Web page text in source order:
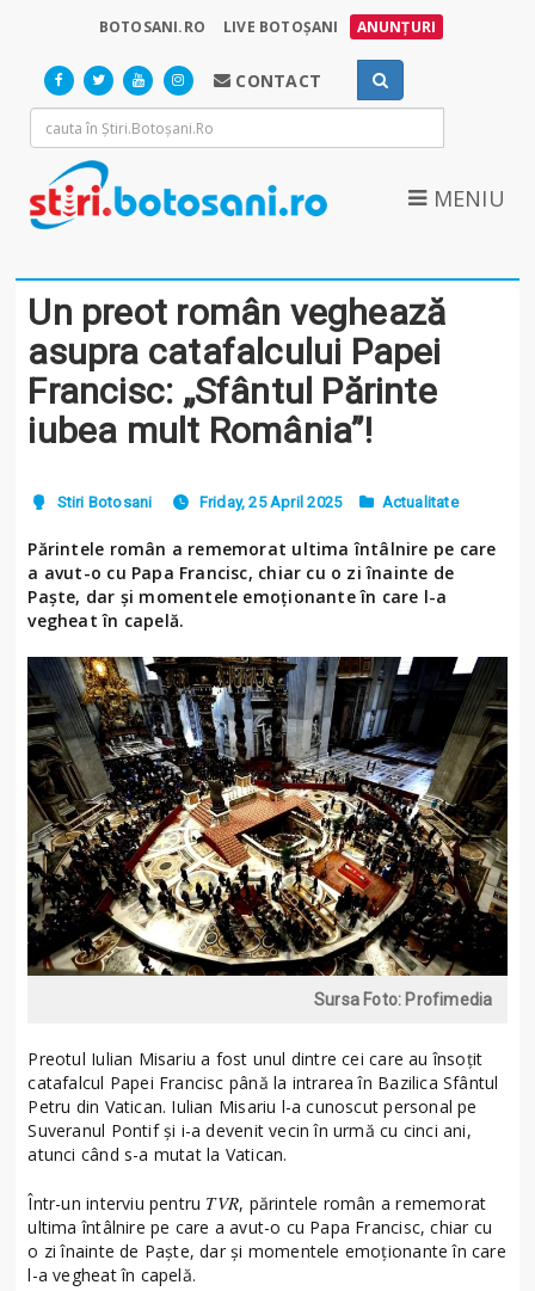
BOTOSANI.RO LIVE BOTOȘANI ANUNȚURI
CONTACT
MENIU
Un preot român veghează
asupra catafalcului Papei
Francisc: „Sfântul Părinte
iubea mult România”!
Stiri Botosani Friday, 25 April 2025 Actualitate
Părintele român a rememorat ultima întâlnire pe care
a avut-o cu Papa Francisc, chiar cu o zi înainte de
Paște, dar și momentele emoționante în care l-a
vegheat în capelă.
Sursa Foto: Profimedia
Preotul Iulian Misariu a fost unul dintre cei care au însoțit
catafalcul Papei Francisc până la intrarea în Bazilica Sfântul
Petru din Vatican. Iulian Misariu l-a cunoscut personal pe
Suveranul Pontif și i-a devenit vecin în urmă cu cinci ani,
atunci când s-a mutat la Vatican.
Într-un interviu pentru TVR, părintele român a rememorat
ultima întâlnire pe care a avut-o cu Papa Francisc, chiar cu
o zi înainte de Paște, dar și momentele emoționante în care
l-a vegheat în capelă.